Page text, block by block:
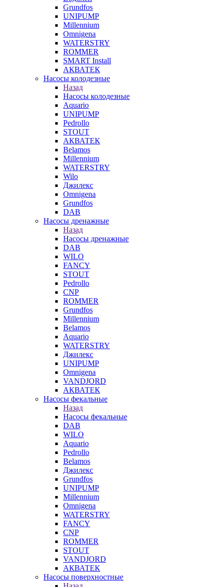
Grundfos
UNIPUMP
Millennium
Omnigena
WATERSTRY
ROMMER
SMART Install
АКВАТЕК
Насосы колодезные
Назад
Насосы колодезные
Aquario
UNIPUMP
Pedrollo
STOUT
АКВАТЕК
Belamos
Millennium
WATERSTRY
Wilo
Джилекс
Omnigena
Grundfos
DAB
Насосы дренажные
Назад
Насосы дренажные
DAB
WILO
FANCY
STOUT
Pedrollo
CNP
ROMMER
Grundfos
Millennium
Belamos
Aquario
WATERSTRY
Джилекс
UNIPUMP
Omnigena
VANDJORD
АКВАТЕК
Насосы фекальные
Назад
Насосы фекальные
DAB
WILO
Aquario
Pedrollo
Belamos
Джилекс
Grundfos
UNIPUMP
Millennium
Omnigena
WATERSTRY
FANCY
CNP
ROMMER
STOUT
VANDJORD
АКВАТЕК
Насосы поверхностные